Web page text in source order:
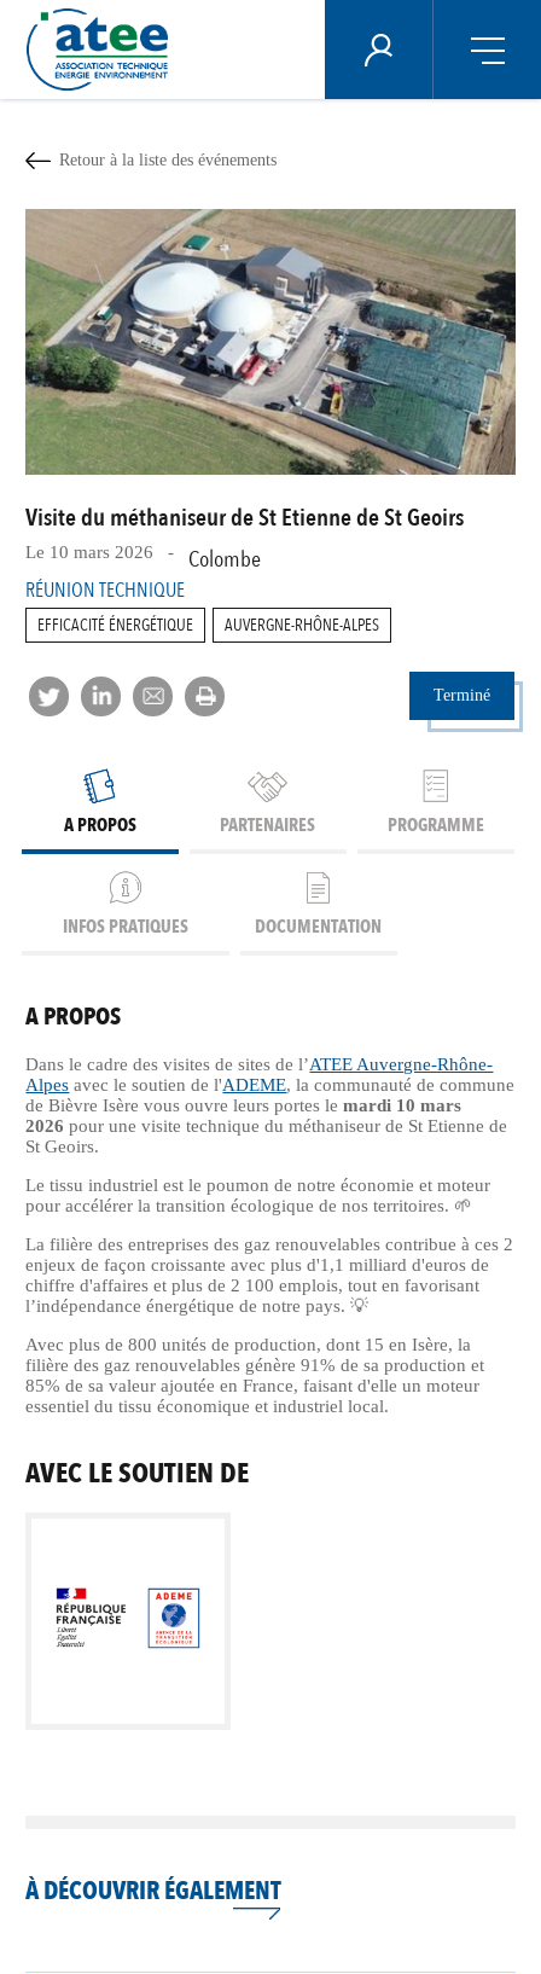
contenu
principal
ÉNERGIE PLUS
Retour à la liste des événements
Visite du méthaniseur de St Etienne de St Geoirs
Le 10 mars 2026 - Colombe
RÉUNION TECHNIQUE
EFFICACITÉ ÉNERGÉTIQUE AUVERGNE-RHÔNE-ALPES
Terminé
A PROPOS PARTENAIRES PROGRAMME
INFOS PRATIQUES DOCUMENTATION
A PROPOS
Dans le cadre des visites de sites de l’ATEE Auvergne-Rhône-
Alpes avec le soutien de l'ADEME, la communauté de commune
de Bièvre Isère vous ouvre leurs portes lemardi 10 mars
2026pour une visite technique du méthaniseur de St Etienne de
St Geoirs.
Le tissu industriel est le poumon de notre économie et moteur
pour accélérer la transition écologique de nos territoires. 🌱
La filière des entreprises des gaz renouvelables contribue à ces 2
enjeux de façon croissante avec plus d'1,1 milliard d'euros de
chiffre d'affaires et plus de 2 100 emplois, tout en favorisant
l’indépendance énergétique de notre pays. 💡
Avec plus de 800 unités de production, dont 15 en Isère, la
filière des gaz renouvelables génère 91% de sa production et
85% de sa valeur ajoutée en France, faisant d'elle un moteur
essentiel du tissu économique et industriel local.
AVEC LE SOUTIEN DE
À DÉCOUVRIR ÉGALEMENT
Panneau de gestion des cookies